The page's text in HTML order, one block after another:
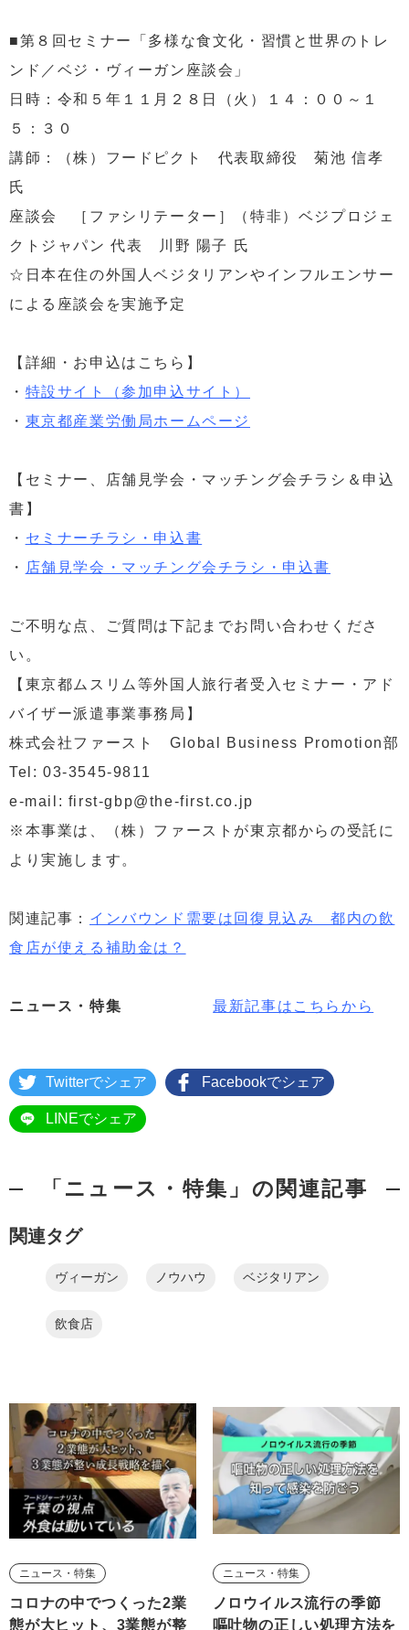
■第８回セミナー「多様な食文化・習慣と世界のトレ
ンド／ベジ・ヴィーガン座談会」
日時：令和５年１１月２８日（火）１４：００～１
５：３０
講師：（株）フードピクト 代表取締役 菊池 信孝
氏
座談会 ［ファシリテーター］（特非）ベジプロジェ
クトジャパン 代表 川野 陽子 氏
☆日本在住の外国人ベジタリアンやインフルエンサー
による座談会を実施予定
【詳細・お申込はこちら】
・ 特設サイト（参加申込サイト）
・ 東京都産業労働局ホームページ
【セミナー、店舗見学会・マッチング会チラシ＆申込
書】
・ セミナーチラシ・申込書
・ 店舗見学会・マッチング会チラシ・申込書
ご不明な点、ご質問は下記までお問い合わせくださ
い。
【東京都ムスリム等外国人旅行者受入セミナー・アド
バイザー派遣事業事務局】
株式会社ファースト Global Business Promotion部
Tel: 03-3545-9811
e-mail: first-gbp@the-first.co.jp
※本事業は、（株）ファーストが東京都からの受託に
より実施します。
関連記事： インバウンド需要は回復見込み 都内の飲
食店が使える補助金は？
ニュース・特集 最新記事はこちらから
Twitterでシェア Facebookでシェア
LINEでシェア
「ニュース・特集」の関連記事
関連タグ
ヴィーガン ノウハウ ベジタリアン
飲食店
ニュース・特集
コロナの中でつくった2業
態が大ヒット、3業態が整
ニュース・特集
ノロウイルス流行の季節
嘔吐物の正しい処理方法を